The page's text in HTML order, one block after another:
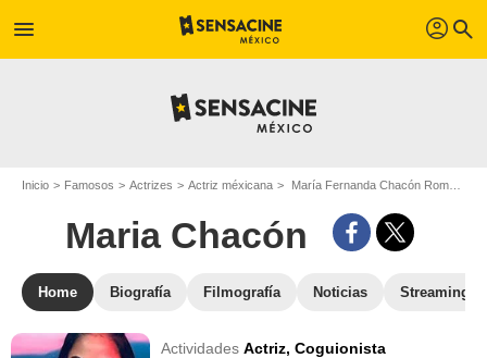
menu profil search
Inicio Famosos Actrizes Actriz méxicana María Fernanda Chacón Romo - Apodo : Maria Chacón
Maria Chacón
Home Biografía Filmografía Noticias Streaming
ActividadesActriz,Coguionista